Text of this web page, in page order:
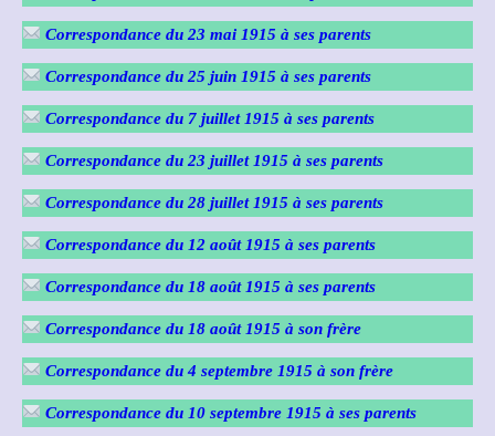
Correspondance du 23 mai 1915 à ses parents
Correspondance du 25 juin 1915 à ses parents
Correspondance du 7 juillet 1915 à ses parents
Correspondance du 23 juillet 1915 à ses parents
Correspondance du 28 juillet 1915 à ses parents
Correspondance du 12 août 1915 à ses parents
Correspondance du 18 août 1915 à ses parents
Correspondance du 18 août 1915 à son frère
Correspondance du 4 septembre 1915 à son frère
Correspondance du 10 septembre 1915 à ses parents